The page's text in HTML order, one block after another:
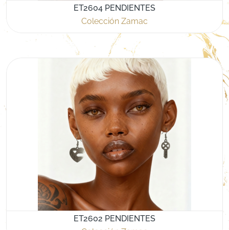
ET2604 PENDIENTES
Colección Zamac
ET2602 PENDIENTES